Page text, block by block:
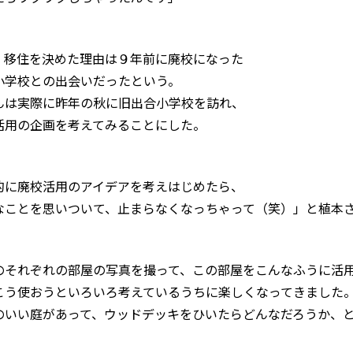
移住を決めた理由は９年前に廃校になった
校との出会いだったという。
実際に昨年の秋に旧出合小学校を訪れ、
の企画を考えてみることにした。
廃校活用のアイデアを考えはじめたら、
とを思いついて、止まらなくなっちゃって（笑）」と植本さ
れぞれの部屋の写真を撮って、この部屋をこんなふうに活
使おうといろいろ考えているうちに楽しくなってきました。
い庭があって、ウッドデッキをひいたらどんなだろうか、と